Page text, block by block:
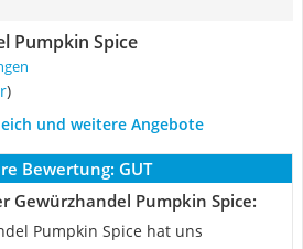
Pumpkin Spice
)
und weitere Angebote
Bewertung: GUT
Gewürzhandel Pumpkin Spice:
Pumpkin Spice hat uns